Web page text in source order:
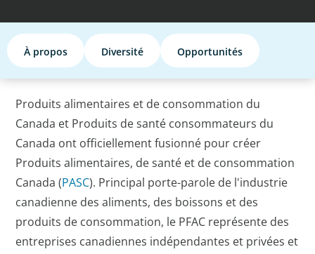
À propos Diversité Opportunités
Produits alimentaires et de consommation du
Canada et Produits de santé consommateurs du
Canada ont officiellement fusionné pour créer
Produits alimentaires, de santé et de consommation
Canada (PASC). Principal porte-parole de l'industrie
canadienne des aliments, des boissons et des
produits de consommation, le PFAC représente des
entreprises canadiennes indépendantes et privées et